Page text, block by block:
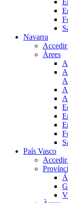
Navarra
Àrees
País Vasco
Accedir